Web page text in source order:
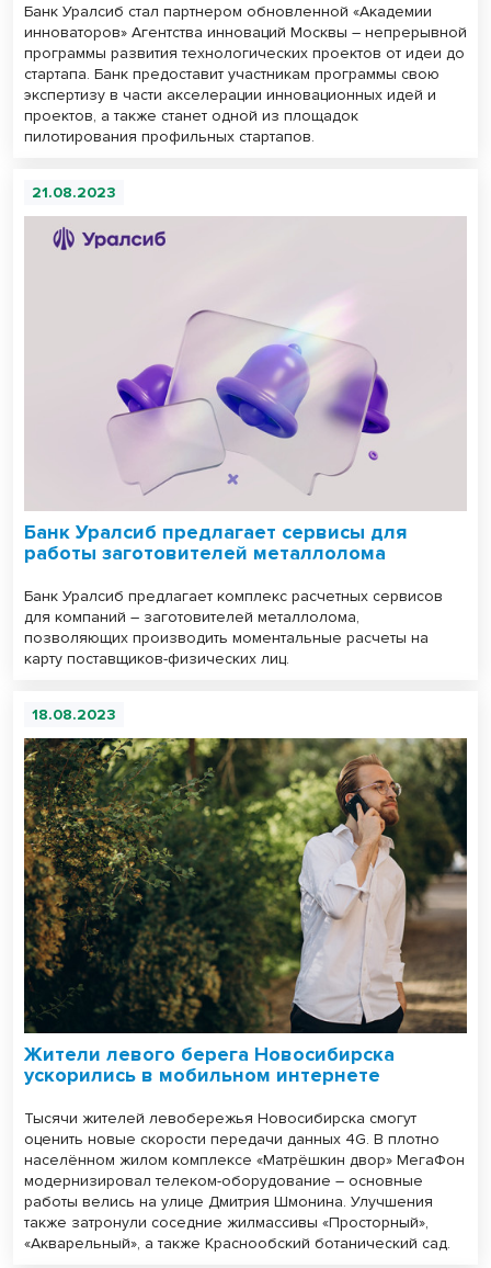
Банк Уралсиб стал партнером обновленной «Академии
инноваторов» Агентства инноваций Москвы – непрерывной
программы развития технологических проектов от идеи до
стартапа. Банк предоставит участникам программы свою
экспертизу в части акселерации инновационных идей и
проектов, а также станет одной из площадок
пилотирования профильных стартапов.
21.08.2023
Банк Уралсиб предлагает сервисы для
работы заготовителей металлолома
Банк Уралсиб предлагает комплекс расчетных сервисов
для компаний – заготовителей металлолома,
позволяющих производить моментальные расчеты на
карту поставщиков-физических лиц.
18.08.2023
Жители левого берега Новосибирска
ускорились в мобильном интернете
Тысячи жителей левобережья Новосибирска смогут
оценить новые скорости передачи данных 4G. В плотно
населённом жилом комплексе «Матрёшкин двор» МегаФон
модернизировал телеком-оборудование – основные
работы велись на улице Дмитрия Шмонина. Улучшения
также затронули соседние жилмассивы «Просторный»,
«Акварельный», а также Краснообский ботанический сад.